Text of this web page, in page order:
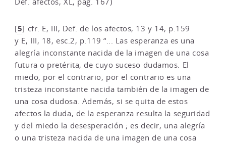
[5] cfr. E, III, Def. de los afectos, 13 y 14, p.159
y E, III, 18, esc.2, p.119 “... Las esperanza es una
alegría inconstante nacida de la imagen de una cosa
futura o pretérita, de cuyo suceso dudamos. El
miedo, por el contrario, por el contrario es una
tristeza inconstante nacida también de la imagen de
una cosa dudosa. Además, si se quita de estos
afectos la duda, de la esperanza resulta la seguridad
y del miedo la desesperación ; es decir, una alegría
o una tristeza nacida de una imagen de una cosa